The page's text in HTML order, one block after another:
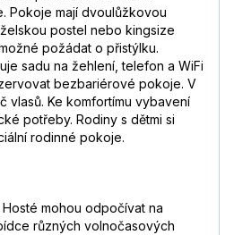
Pokoje mají dvoulůžkovou
postel nebo kingsize
požádat o přistýlku.
sadu na žehlení, telefon a WiFi
bezbariérové pokoje. V
vlasů. Ke komfortímu vybavení
potřeby. Rodiny s dětmi si
rodinné pokoje.
mohou odpočívat na
různých volnočasových